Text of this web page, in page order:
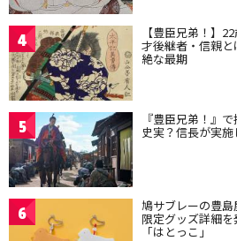
4 【豊臣兄弟！】
才後継者・信親
絶な最期
5 『豊臣兄弟！』
史実？信長が実
6 鳩サブレーの豊島
限定グッズ詳細
「はとっこ」